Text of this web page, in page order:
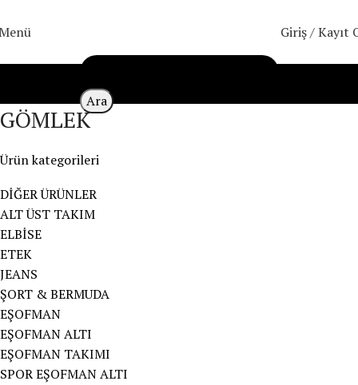
Giriş / Kayıt
Ara
GÖMLEK
Ürün kategorileri
DİĞER ÜRÜNLER
ALT ÜST TAKIM
ELBİSE
ETEK
JEANS
ŞORT & BERMUDA
EŞOFMAN
EŞOFMAN ALTI
EŞOFMAN TAKIMI
SPOR EŞOFMAN ALTI